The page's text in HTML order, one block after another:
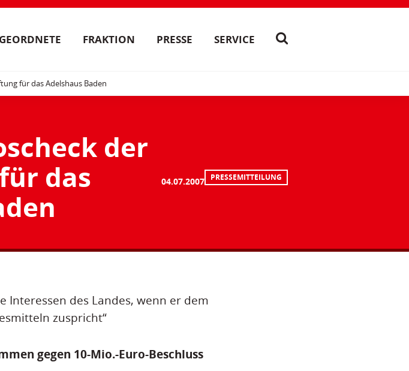
FRAKTION PRESSE SERVICE
für das Adelshaus Baden
der
das
04.07.2007 PRESSEMITTEILUNG
Interessen des Landes, wenn er dem
zuspricht“
gegen 10-Mio.-Euro-Beschluss